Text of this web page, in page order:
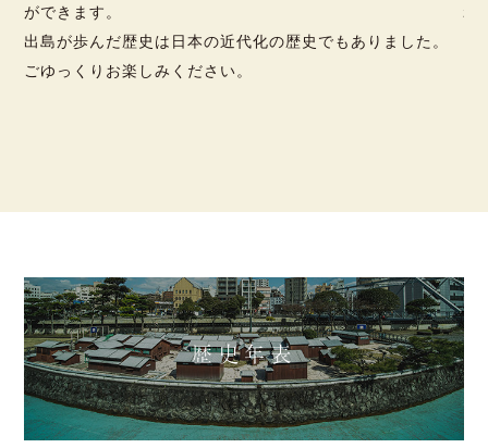
ができます。
出島が歩んだ歴史は日本の近代化の歴史でもありました。
ごゆっくりお楽しみください。
れ
歴史年表